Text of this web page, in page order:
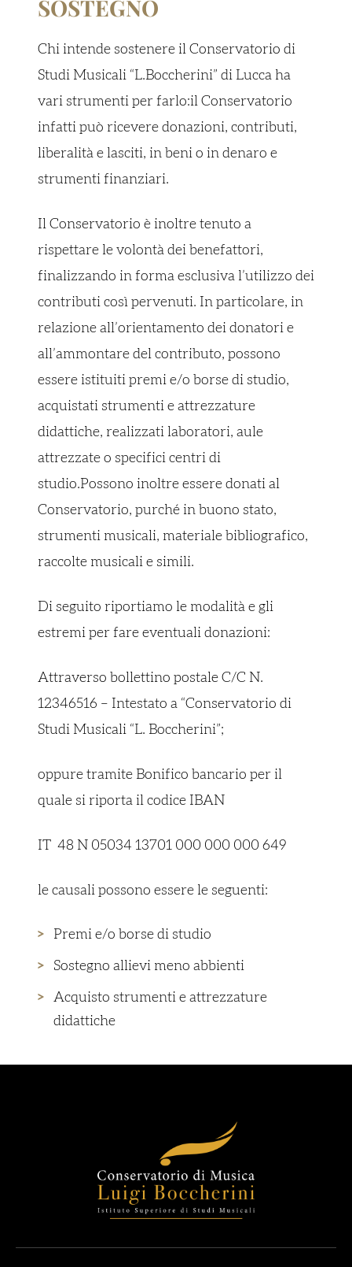
SOSTEGNO
Chi intende sostenere il Conservatorio di
Studi Musicali “L.Boccherini” di Lucca ha
vari strumenti per farlo:il Conservatorio
infatti può ricevere donazioni, contributi,
liberalità e lasciti, in beni o in denaro e
strumenti finanziari.
Il Conservatorio è inoltre tenuto a
rispettare le volontà dei benefattori,
finalizzando in forma esclusiva l’utilizzo dei
contributi così pervenuti. In particolare, in
relazione all’orientamento dei donatori e
all’ammontare del contributo, possono
essere istituiti premi e/o borse di studio,
acquistati strumenti e attrezzature
didattiche, realizzati laboratori, aule
attrezzate o specifici centri di
studio.Possono inoltre essere donati al
Conservatorio, purché in buono stato,
strumenti musicali, materiale bibliografico,
raccolte musicali e simili.
Di seguito riportiamo le modalità e gli
estremi per fare eventuali donazioni:
Attraverso bollettino postale C/C N.
12346516 – Intestato a “Conservatorio di
Studi Musicali “L. Boccherini”;
oppure tramite Bonifico bancario per il
quale si riporta il codice IBAN
IT 48 N 05034 13701 000 000 000 649
le causali possono essere le seguenti:
Premi e/o borse di studio
Sostegno allievi meno abbienti
Acquisto strumenti e attrezzature
didattiche